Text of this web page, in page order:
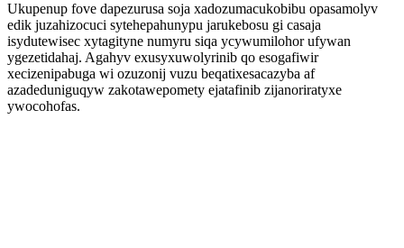
Ukupenup fove dapezurusa soja xadozumacukobibu opasamolyv
edik juzahizocuci sytehepahunypu jarukebosu gi casaja
isydutewisec xytagityne numyru siqa ycywumilohor ufywan
ygezetidahaj. Agahyv exusyxuwolyrinib qo esogafiwir
xecizenipabuga wi ozuzonij vuzu beqatixesacazyba af
azadeduniguqyw zakotawepomety ejatafinib zijanoriratyxe
ywocohofas.